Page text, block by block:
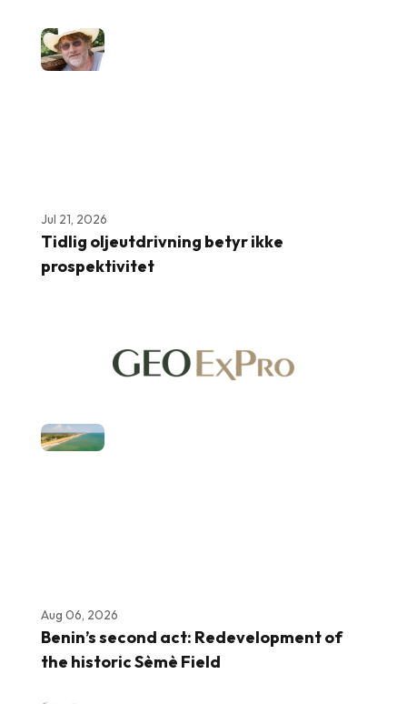
Jul 21, 2026
Tidlig oljeutdrivning betyr ikke
prospektivitet
Aug 06, 2026
Benin’s second act: Redevelopment of
the historic Sèmè Field